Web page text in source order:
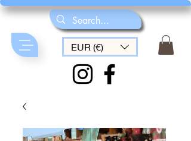
EUR (€)